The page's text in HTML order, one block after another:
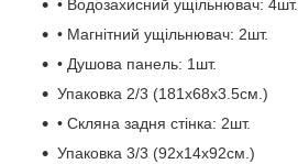
• Водозахисний ущільнювач: 4шт.
• Магнітний ущільнювач: 2шт.
• Душова панель: 1шт.
Упаковка 2/3 (181x68x3.5см.)
• Скляна задня стінка: 2шт.
Упаковка 3/3 (92x14x92см.)